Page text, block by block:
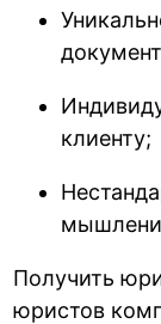
клиенту;
Получить
юристов